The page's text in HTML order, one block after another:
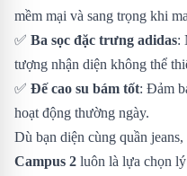
mềm mại và sang trọng khi
✅ Ba sọc đặc trưng adidas:
tượng nhận diện không thể
✅ Đế cao su bám tốt: Đảm
hoạt động thường ngày.
Dù bạn diện cùng quần
Campus 2 luôn là lựa chọn